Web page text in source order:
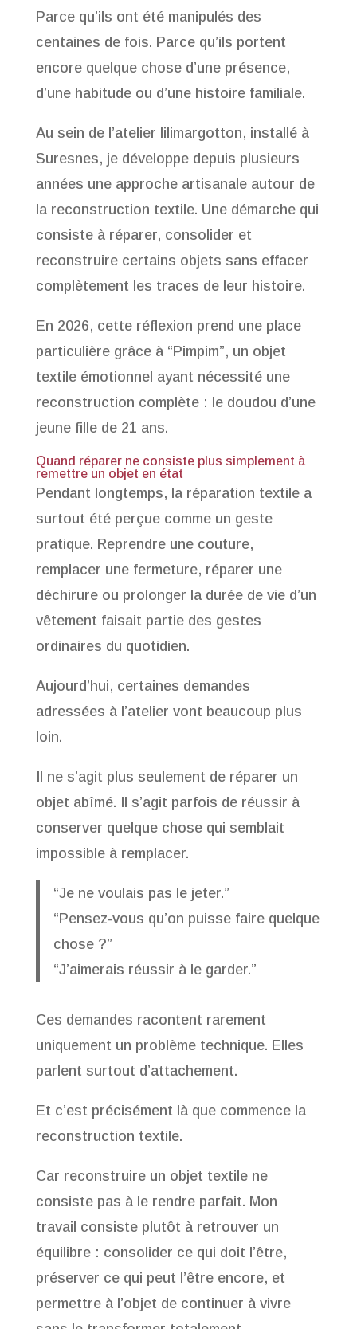
Parce qu’ils ont été manipulés des
centaines de fois. Parce qu’ils portent
encore quelque chose d’une présence,
d’une habitude ou d’une histoire familiale.
Au sein de l’atelier lilimargotton, installé à
Suresnes, je développe depuis plusieurs
années une approche artisanale autour de
la reconstruction textile. Une démarche qui
consiste à réparer, consolider et
reconstruire certains objets sans effacer
complètement les traces de leur histoire.
En 2026, cette réflexion prend une place
particulière grâce à “Pimpim”, un objet
textile émotionnel ayant nécessité une
reconstruction complète : le doudou d’une
jeune fille de 21 ans.
Quand réparer ne consiste plus simplement à
remettre un objet en état
Pendant longtemps, la réparation textile a
surtout été perçue comme un geste
pratique. Reprendre une couture,
remplacer une fermeture, réparer une
déchirure ou prolonger la durée de vie d’un
vêtement faisait partie des gestes
ordinaires du quotidien.
Aujourd’hui, certaines demandes
adressées à l’atelier vont beaucoup plus
loin.
Il ne s’agit plus seulement de réparer un
objet abîmé. Il s’agit parfois de réussir à
conserver quelque chose qui semblait
impossible à remplacer.
“Je ne voulais pas le jeter.”
“Pensez-vous qu’on puisse faire quelque
chose ?”
“J’aimerais réussir à le garder.”
Ces demandes racontent rarement
uniquement un problème technique. Elles
parlent surtout d’attachement.
Et c’est précisément là que commence la
reconstruction textile.
Car reconstruire un objet textile ne
consiste pas à le rendre parfait. Mon
travail consiste plutôt à retrouver un
équilibre : consolider ce qui doit l’être,
préserver ce qui peut l’être encore, et
permettre à l’objet de continuer à vivre